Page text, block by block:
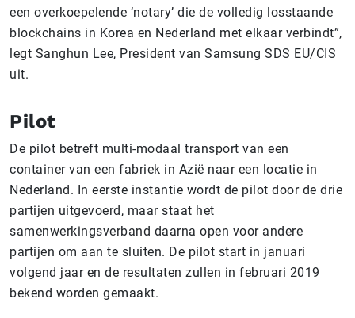
een overkoepelende ‘notary’ die de volledig losstaande
blockchains in Korea en Nederland met elkaar verbindt”,
legt Sanghun Lee, President van Samsung SDS EU/CIS
uit.
Pilot
De pilot betreft multi-modaal transport van een
container van een fabriek in Azië naar een locatie in
Nederland. In eerste instantie wordt de pilot door de drie
partijen uitgevoerd, maar staat het
samenwerkingsverband daarna open voor andere
partijen om aan te sluiten. De pilot start in januari
volgend jaar en de resultaten zullen in februari 2019
bekend worden gemaakt.